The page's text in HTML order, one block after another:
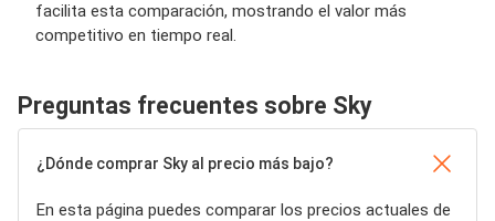
facilita esta comparación, mostrando el valor más
competitivo en tiempo real.
Preguntas frecuentes sobre Sky
¿Dónde comprar Sky al precio más bajo?
En esta página puedes comparar los precios actuales de